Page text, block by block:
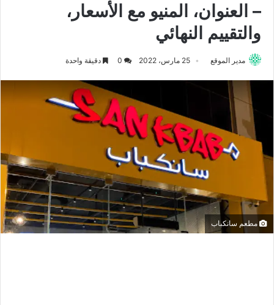
– العنوان، المنيو مع الأسعار،
والتقييم النهائي
مدير الموقع 25 مارس، 2022 دقيقة واحدة
مطعم سانكباب